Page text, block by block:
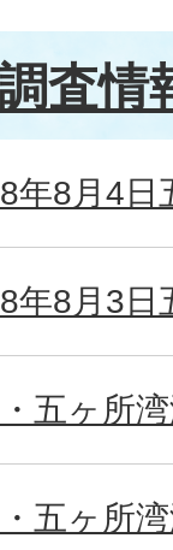
査情
年8月4日
年8月3日
五ヶ所
五ヶ所